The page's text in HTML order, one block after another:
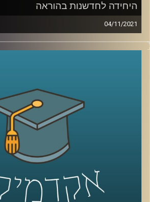
היחידה לחדשנות בהוראה
04/11/2021
בשנים האחרונות, עם כניסת הטכנולוגיה
משמעותיים בכל תחומי החיים: אנחנו
נפתרות בלחיצת כפתור. בעוד שוק
נדמה שהאקדמיה, שאמורה להכשיר את
זה, קופאת על שמריה.
בפרק הזה נדבר עם עידן אלמוג, ראש
בהוראה על פעילות היחידה, ההתאמות
ריכמן להכנת הבוגרים לעולם התעסוקה
את הליך הלמידה למשמעותי יותר.